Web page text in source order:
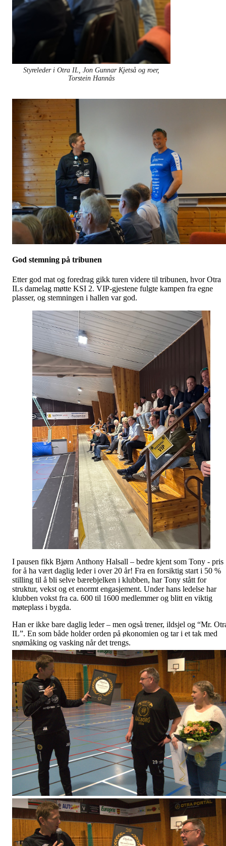
Styreleder i Otra IL, Jon Gunnar Kjetså og roer,
Torstein Hannås
God stemning på tribunen
Etter god mat og foredrag gikk turen videre til tribunen, hvor Otra
ILs damelag møtte KSI 2. VIP-gjestene fulgte kampen fra egne
plasser, og stemningen i hallen var god.
I pausen fikk Bjørn Anthony Halsall – bedre kjent som Tony - pris
for å ha vært daglig leder i over 20 år! Fra en forsiktig start i 50 %
stilling til å bli selve bærebjelken i klubben, har Tony stått for
struktur, vekst og et enormt engasjement. Under hans ledelse har
klubben vokst fra ca. 600 til 1600 medlemmer og blitt en viktig
møteplass i bygda.
Han er ikke bare daglig leder – men også trener, ildsjel og “Mr.
IL”. En som både holder orden på økonomien og tar i et tak med
snømåking og vasking når det trengs.